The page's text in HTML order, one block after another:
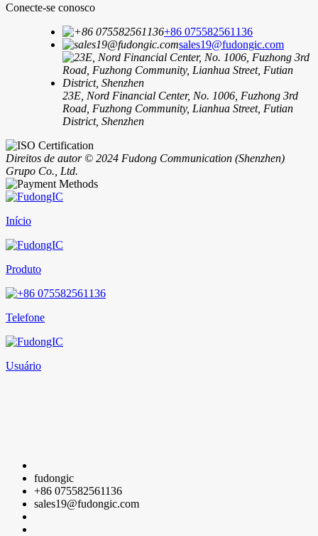
Conecte-se conosco
+86 075582561136
sales19@fudongic.com
23E, Nord Financial Center, No. 1006, Fuzhong 3rd
Road, Fuzhong Community, Lianhua Street, Futian
District, Shenzhen
Direitos de autor © 2024 Fudong Communication (Shenzhen)
Grupo Co., Ltd.
Início
Produto
Telefone
Usuário
fudongic
+86 075582561136
sales19@fudongic.com